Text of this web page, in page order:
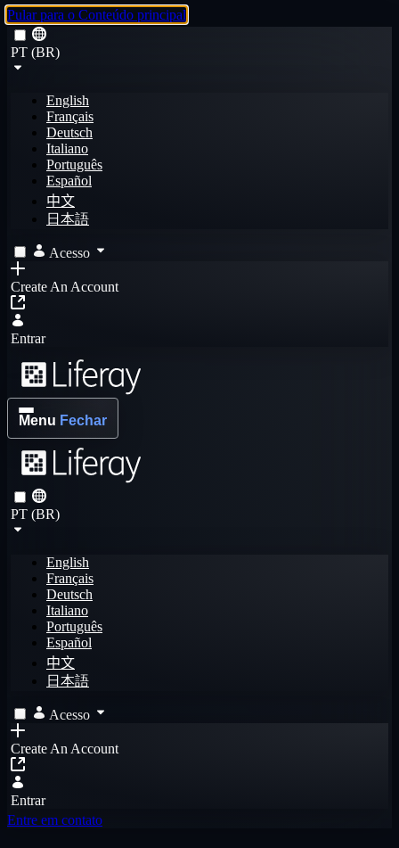
Pular para o Conteúdo principal
PT (BR)
English
Français
Deutsch
Italiano
Português
Español
中文
日本語
Acesso
Create An Account
Entrar
Menu Fechar
PT (BR)
English
Français
Deutsch
Italiano
Português
Español
中文
日本語
Acesso
Create An Account
Entrar
Entre em contato